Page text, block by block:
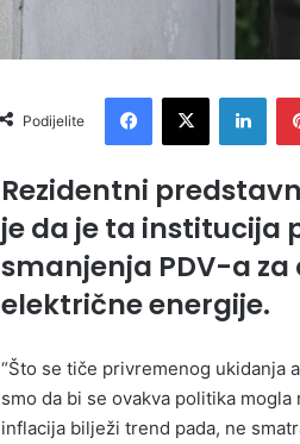
Podijelite
Rezidentni
je da je ta institucija
smanjenja PDV-a
električne energije.
“Što se tiče privremenog ukidanja
smo da bi se ovakva politika
inflacija bilježi trend pada, ne